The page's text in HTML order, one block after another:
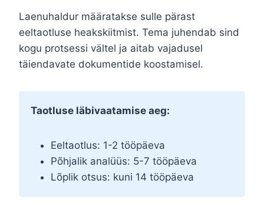
Laenuhaldur määratakse sulle pärast
eeltaotluse heakskiitmist. Tema juhendab sind
kogu protsessi vältel ja aitab vajadusel
täiendavate dokumentide koostamisel.
Taotluse läbivaatamise aeg:
Eeltaotlus: 1-2 tööpäeva
Põhjalik analüüs: 5-7 tööpäeva
Lõplik otsus: kuni 14 tööpäeva